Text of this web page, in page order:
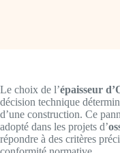
Le choix de l’épaisseur
décision technique
d’une construction. Ce
adopté dans les projets d’
répondre à des critères